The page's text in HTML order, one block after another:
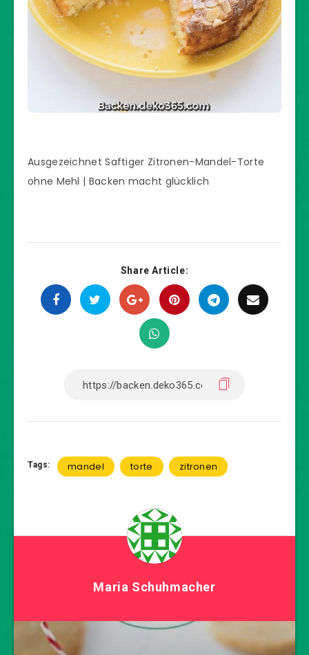
Ausgezeichnet Saftiger Zitronen-Mandel-Torte
ohne Mehl | Backen macht glücklich
Share Article:
Tags: mandel torte zitronen
Maria Schuhmacher